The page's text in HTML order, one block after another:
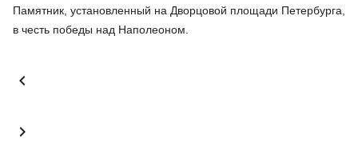
Памятник, установленный на Дворцовой площади Петербурга,
в честь победы над Наполеоном.

